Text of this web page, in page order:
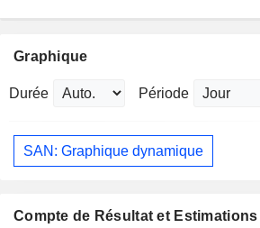
Graphique
Durée Période
SAN: Graphique dynamique
Compte de Résultat et Estimations